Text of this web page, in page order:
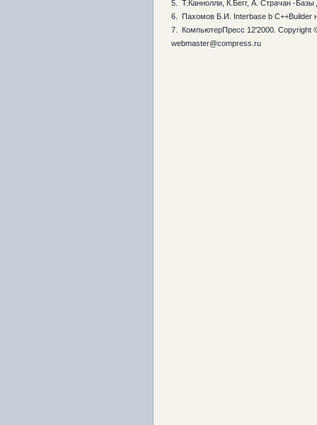
5. Т.Каннолли, К.Бегг, А. Страчан -Базы
6. Пахомов Б.И. Interbase b C++Builder
7. КомпьютерПресс 12'2000. Copyright
webmaster@compress.ru